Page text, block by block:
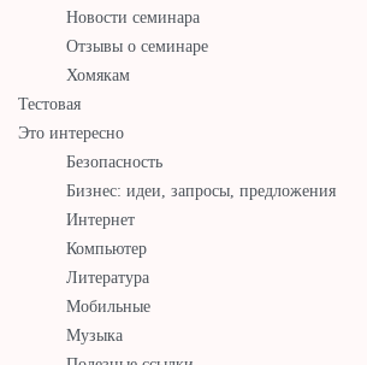
Новости семинара
Отзывы о семинаре
Хомякам
Тестовая
Это интересно
Безопасность
Бизнес: идеи, запросы, предложения
Интернет
Компьютер
Литература
Мобильные
Музыка